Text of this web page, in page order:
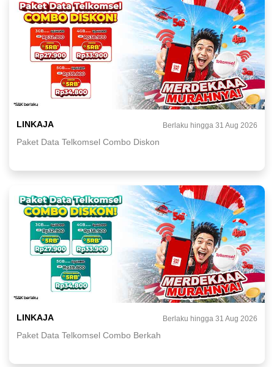
LINKAJA Berlaku hingga 31 Aug 2026
Paket Data Telkomsel Combo Diskon
LINKAJA Berlaku hingga 31 Aug 2026
Paket Data Telkomsel Combo Berkah